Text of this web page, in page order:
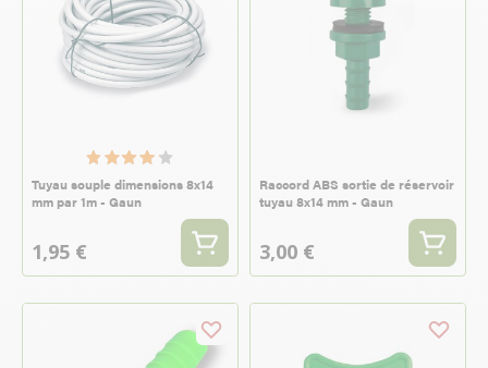
Tuyau souple dimensions 8x14
mm par 1m - Gaun
1,95 €
Raccord ABS sortie de réservoir
tuyau 8x14 mm - Gaun
3,00 €